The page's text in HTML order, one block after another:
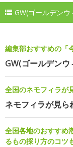
GW(ゴールデン
編集部おすすめの「
GW(ゴールデン
全国のネモフィラが
ネモフィラが見ら
全国各地のおすすめ
るもの採り方のコツ